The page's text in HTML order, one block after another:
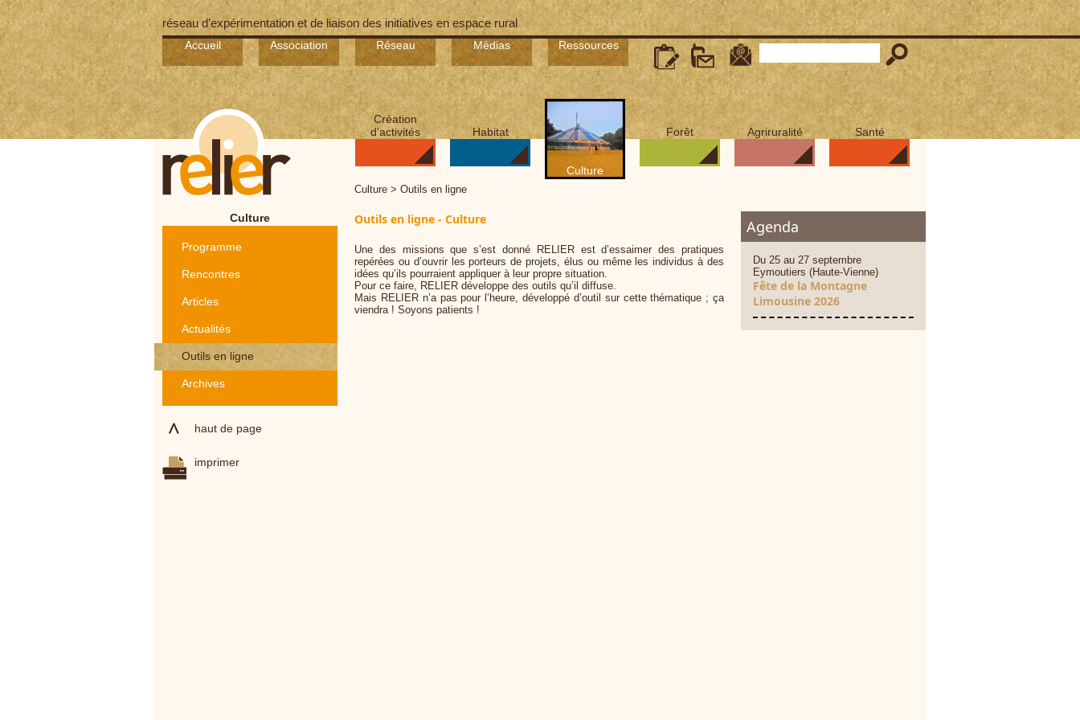
réseau d’expérimentation et de liaison des initiatives en espace rural
Accueil Association Réseau Médias Ressources
Création
d’activités
Habitat
Culture
Forêt Agriruralité Santé
Agenda
Du 25 au 27 septembre
Eymoutiers (Haute-Vienne)
Fête de la Montagne
Limousine 2026
Culture
Programme
Rencontres
Articles
Actualités
Outils en ligne
Archives
haut de page
imprimer
Culture > Outils en ligne
Outils en ligne - Culture
Une des missions que s’est donné RELIER est d’essaimer des pratiques
repérées ou d’ouvrir les porteurs de projets, élus ou même les individus à des
idées qu’ils pourraient appliquer à leur propre situation.
Pour ce faire, RELIER développe des outils qu’il diffuse.
Mais RELIER n’a pas pour l’heure, développé d’outil sur cette thématique ; ça
viendra ! Soyons patients !